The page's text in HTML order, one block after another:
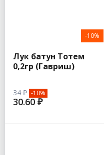
-10%
Лук батун Тотем
0,2гр (Гавриш)
34 ₽ -10%
30.60 ₽